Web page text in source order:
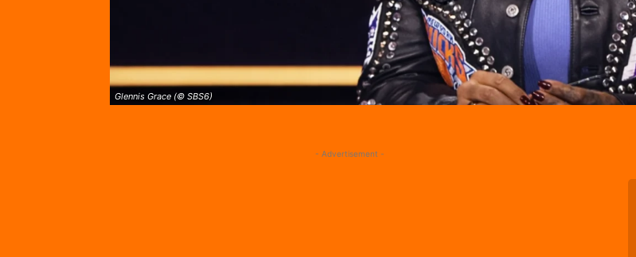
Glennis Grace (© SBS6)
- Advertisement -